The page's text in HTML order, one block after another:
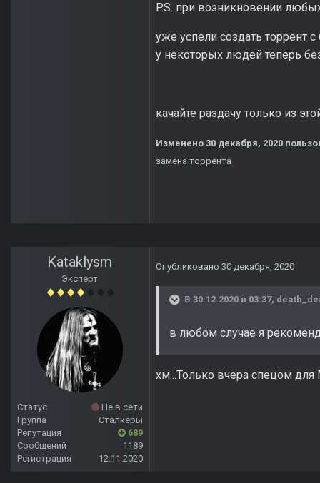
P.S. при возникновении
уже успели создать торрент
у некоторых людей теперь
качайте раздачу только из
Изменено 30 декабря, 2020
замена торрента
Kataklysm
Эксперт
Статус
Не в сети
Группа
Сталкеры
Репутация
689
Сообщений
1189
Регистрация
12.11.2020
Опубликовано 30 декабря, 2020
В 30.12.2020 в 03:37,
в любом случае я
хм...Только вчера спецом для